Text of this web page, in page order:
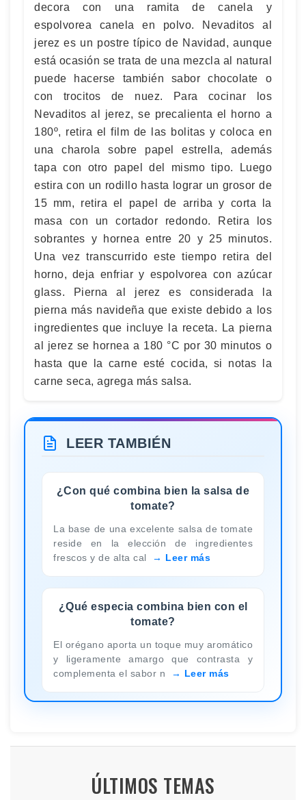
decora con una ramita de canela y
espolvorea canela en polvo. Nevaditos al
jerez es un postre típico de Navidad, aunque
está ocasión se trata de una mezcla al natural
puede hacerse también sabor chocolate o
con trocitos de nuez. Para cocinar los
Nevaditos al jerez, se precalienta el horno a
180º, retira el film de las bolitas y coloca en
una charola sobre papel estrella, además
tapa con otro papel del mismo tipo. Luego
estira con un rodillo hasta lograr un grosor de
15 mm, retira el papel de arriba y corta la
masa con un cortador redondo. Retira los
sobrantes y hornea entre 20 y 25 minutos.
Una vez transcurrido este tiempo retira del
horno, deja enfriar y espolvorea con azúcar
glass. Pierna al jerez es considerada la
pierna más navideña que existe debido a los
ingredientes que incluye la receta. La pierna
al jerez se hornea a 180 °C por 30 minutos o
hasta que la carne esté cocida, si notas la
carne seca, agrega más salsa.
LEER TAMBIÉN
¿Con qué combina bien la salsa de
tomate?
La base de una excelente salsa de tomate
reside en la elección de ingredientes
frescos y de alta cal
Leer más
¿Qué especia combina bien con el
tomate?
El orégano aporta un toque muy aromático
y ligeramente amargo que contrasta y
complementa el sabor n
Leer más
ÚLTIMOS TEMAS